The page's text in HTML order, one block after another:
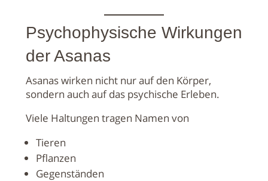
Psychophysische Wirkungen
der Asanas
Asanas wirken nicht nur auf den Körper,
sondern auch auf das psychische Erleben.
Viele Haltungen tragen Namen von
Tieren
Pflanzen
Gegenständen